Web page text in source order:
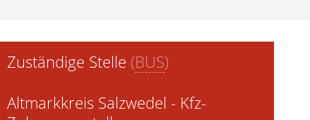
Zuständige Stelle (BUS)
Altmarkkreis Salzwedel - Kfz-